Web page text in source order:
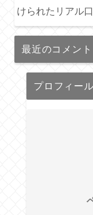
けられたリアル
最近のコメント
プロフィール